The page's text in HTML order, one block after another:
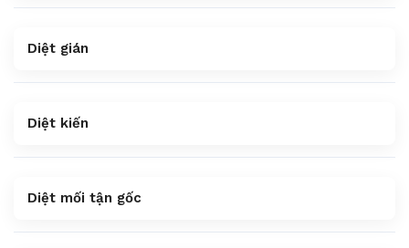
Diệt gián
Diệt kiến
Diệt mối tận gốc